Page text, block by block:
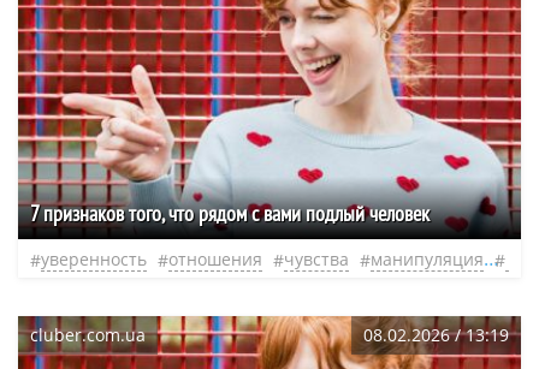
7 признаков того, что рядом с вами подлый человек
уверенность отношения чувства манипуляция
cluber.com.ua 08.02.2026 / 13:19